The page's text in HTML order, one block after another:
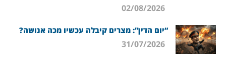
“יום הדין”: מצרים קיבלה עכשיו מכה אנושה?